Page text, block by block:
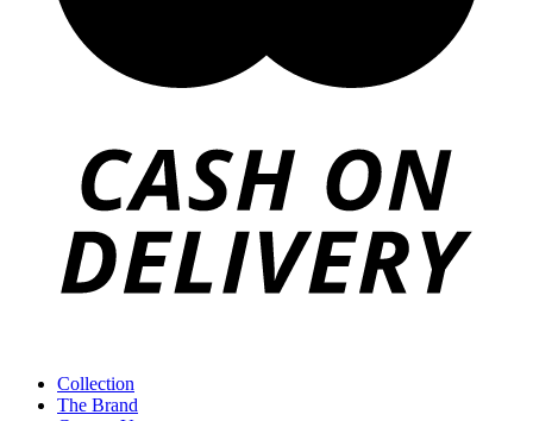
Collection
The Brand